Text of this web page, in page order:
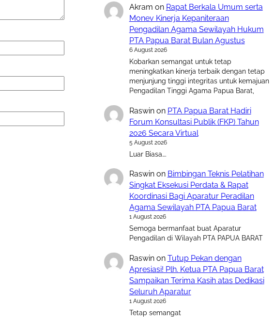
Akram on Rapat Berkala Umum serta
Monev Kinerja Kepaniteraan
Pengadilan Agama Sewilayah Hukum
PTA Papua Barat Bulan Agustus
6 August 2026
Kobarkan semangat untuk tetap
meningkatkan kinerja terbaik dengan tetap
menjunjung tinggi integritas untuk kemajuan
Pengadilan Tinggi Agama Papua Barat,
Raswinon PTA Papua Barat Hadiri
Forum Konsultasi Publik (FKP) Tahun
2026 Secara Virtual
5 August 2026
Luar Biasa….
Raswinon Bimbingan Teknis Pelatihan
Singkat Eksekusi Perdata & Rapat
Koordinasi Bagi Aparatur Peradilan
Agama Sewilayah PTA Papua Barat
1 August 2026
Semoga bermanfaat buat Aparatur
Pengadilan di Wilayah PTA PAPUA BARAT
Raswinon Tutup Pekan dengan
Apresiasi! Plh. Ketua PTA Papua Barat
Sampaikan Terima Kasih atas Dedikasi
Seluruh Aparatur
1 August 2026
Tetap semangat